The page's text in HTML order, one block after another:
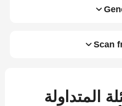
Scan
المتداولة